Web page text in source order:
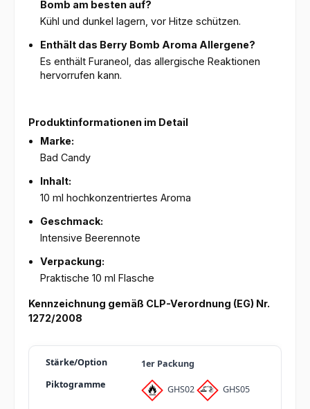
Bomb am besten auf?
Kühl und dunkel lagern, vor Hitze schützen.
Enthält das Berry Bomb Aroma Allergene?
Es enthält Furaneol, das allergische Reaktionen
hervorrufen kann.
Produktinformationen im Detail
Marke:
Bad Candy
Inhalt:
10 ml hochkonzentriertes Aroma
Geschmack:
Intensive Beerennote
Verpackung:
Praktische 10 ml Flasche
Kennzeichnung gemäß CLP-Verordnung (EG) Nr.
1272/2008
1er Packung
GHS02 GHS05